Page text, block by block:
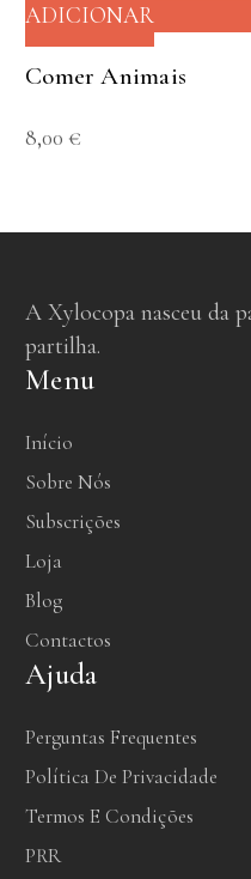
ADICIONAR
Comer Animais
8,00 €
A Xylocopa nasceu da
partilha.
Menu
Início
Sobre Nós
Subscrições
Loja
Blog
Contactos
Ajuda
Perguntas Frequentes
Política De Privacidade
Termos E Condições
PRR